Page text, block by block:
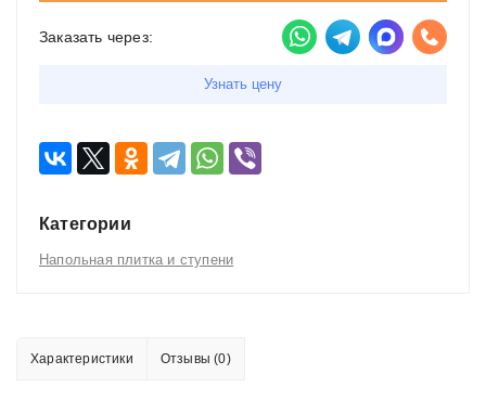
Заказать через:
Узнать цену
Категории
Напольная плитка и ступени
Характеристики Отзывы (0)